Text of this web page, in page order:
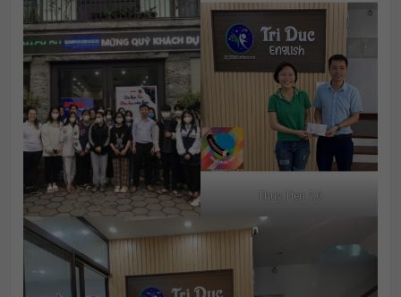
Thuy Tien 7.0